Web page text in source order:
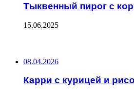
Тыквенный пирог с
15.06.2025
08.04.2026
Карри с курицей и